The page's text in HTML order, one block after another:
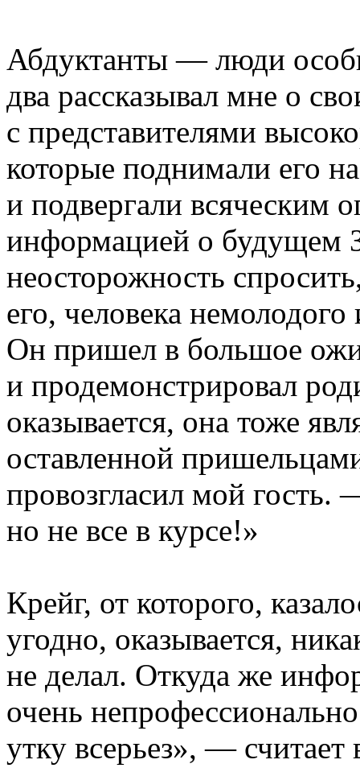
Абдуктанты — люди
два рассказывал мне о
с представителями
которые поднимали его
и подвергали всяческим
информацией о будущем
неосторожность
его, человека
Он пришел в большое
и продемонстрировал
оказывается, она тоже
оставленной
провозгласил мой гость.
но не все в курсе!»
Крейг, от которого,
угодно, оказывается,
не делал. Откуда же
очень
утку всерьез», —